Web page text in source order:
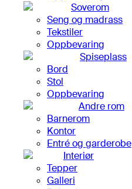
Soverom
Seng og madrass
Tekstiler
Oppbevaring
Spiseplass
Bord
Stol
Oppbevaring
Andre rom
Barnerom
Kontor
Entré og garderobe
Interiør
Tepper
Galleri